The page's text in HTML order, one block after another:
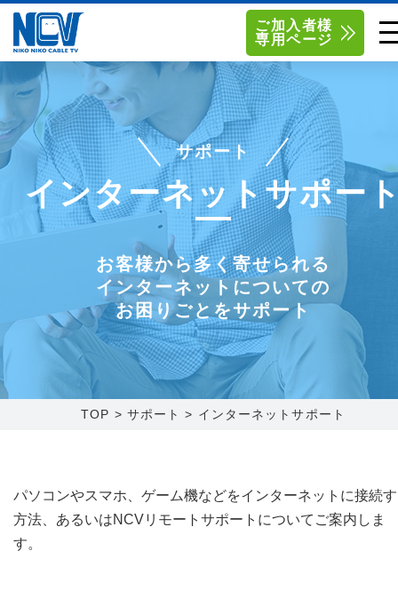
南東北センター（米沢） 0238-24-2525
南東北センター（福島） 0120-173-577
函館センター 0138-34-2525
新潟センター 025-210-1200
単品サービス
単品料金
お得なセットプラン
料金シミュレーション
Q&A
センター情報
採用情報
お問い合わせ
南東北センター(米沢)
〒992-0044
山形県米沢市春日四丁目2-75
0238-24-2525
営業時間 9:00～18:00
南東北センター(福島)
〒960-8252
福島県福島市御山字一本松17-1-
1
0120-173-577
営業時間 9:15～18:00
ご加入者様
専用ページ
サポート
インターネットサポー
お客様から多く寄せられる
インターネットについての
お困りごとをサポート
TOP > サポート > インターネットサポート
パソコンやスマホ、ゲーム機などをインターネットに接続
方法、あるいはNCVリモートサポートについてご案内しま
す。